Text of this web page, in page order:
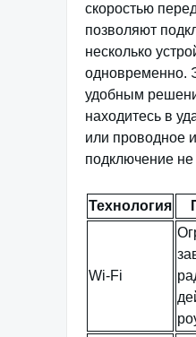
скоростью
позволяют
несколько
одновременно.
удобным
находитесь в
или проводное
подключение не
Технология
Wi-Fi